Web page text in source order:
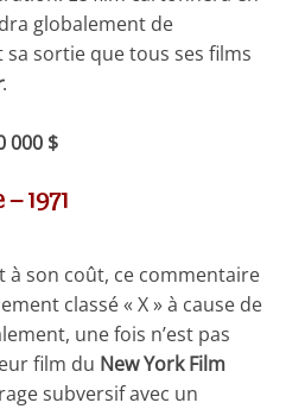
globalement de
sortie que tous ses films
.
000 $
1971
son coût, ce commentaire
classé « X » à cause de
une fois n’est pas
film du New York Film
subversif avec un